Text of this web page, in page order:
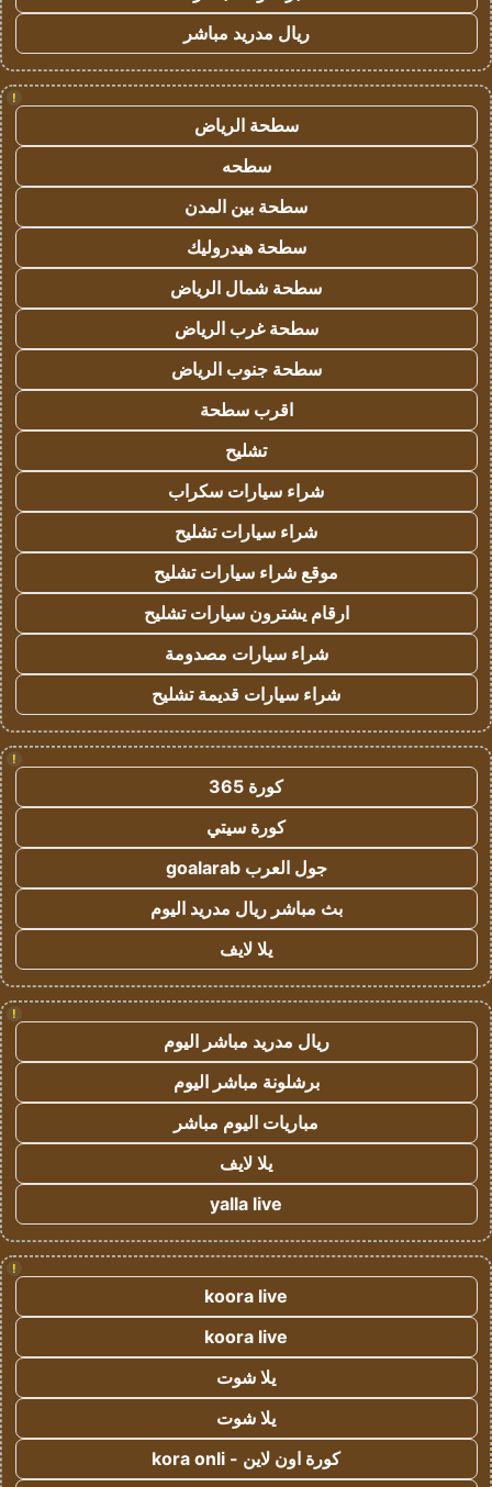
ريال مدريد مباشر
!
سطحة الرياض
سطحه
سطحة بين المدن
سطحة هيدروليك
سطحة شمال الرياض
سطحة غرب الرياض
سطحة جنوب الرياض
اقرب سطحة
تشليح
شراء سيارات سكراب
شراء سيارات تشليح
موقع شراء سيارات تشليح
ارقام يشترون سيارات تشليح
شراء سيارات مصدومة
شراء سيارات قديمة تشليح
!
كورة 365
كورة سيتي
جول العرب goalarab
بث مباشر ريال مدريد اليوم
يلا لايف
!
ريال مدريد مباشر اليوم
برشلونة مباشر اليوم
مباريات اليوم مباشر
يلا لايف
yalla live
!
koora live
koora live
يلا شوت
يلا شوت
كورة اون لاين - kora onli